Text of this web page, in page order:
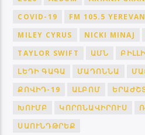
COVID-19
FM 105.5 YEREVAN
MILEY CYRUS
NICKI MINAJ
TAYLOR SWIFT
ԱՄՆ
ԼԵԴԻ ԳԱԳԱ
ՄԱԴՈՆՆԱ
ՔՈՎԻԴ-19
ԱԼԲՈՄ
ԽՈՒՄԲ
ԿՈՐՈՆԱՎԻՐՈՒՍ
ՍԱՈՒՆԴԹՐԵՔ